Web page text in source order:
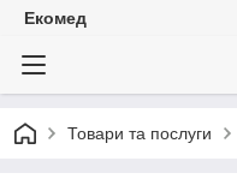
Екомед
Товари та послуги